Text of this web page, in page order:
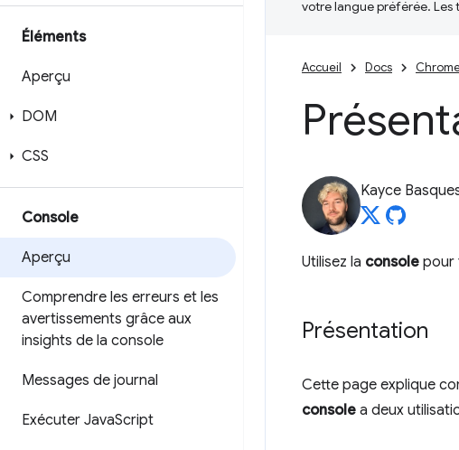
Éléments
Aperçu
DOM
CSS
Console
Aperçu
Comprendre les erreurs et les
avertissements grâce aux
insights de la console
Messages de journal
Exécuter JavaScript
votre langue préférée. Les
Accueil Docs
Kayce
Utilisez la console pour
Présentation
Cette page explique
console a deux